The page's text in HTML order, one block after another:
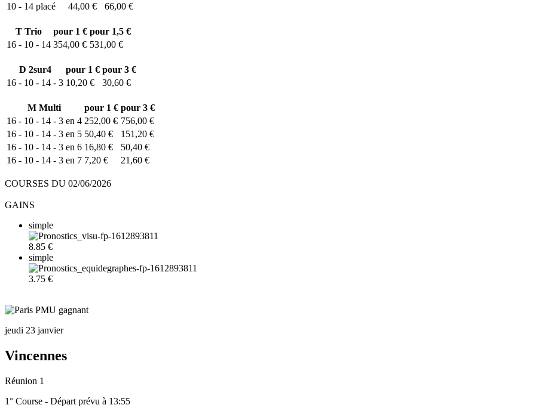
10 - 14 placé 44,00 € 66,00 €
T Trio pour 1 € pour 1,5 €
16 - 10 - 14 354,00 € 531,00 €
D 2sur4 pour 1 € pour 3 €
16 - 10 - 14 - 3 10,20 € 30,60 €
M Multi pour 1 € pour 3 €
16 - 10 - 14 - 3 en 4 252,00 € 756,00 €
16 - 10 - 14 - 3 en 5 50,40 €
151,20 €
16 - 10 - 14 - 3 en 6 16,80 €
50,40 €
16 - 10 - 14 - 3 en 7 7,20 € 21,60 €
COURSES DU 02/06/2026
GAINS
simple
8.85 €
simple
3.75 €
jeudi 23 janvier
Vincennes
Réunion 1
1° Course - Départ prévu à 13:55